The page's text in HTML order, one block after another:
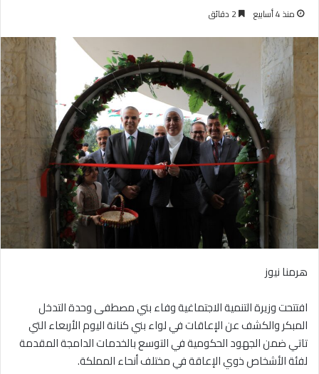
منذ 4 أسابيع
هرمنا نيوز
افتتحت وزيرة التنمية الاجتماغية وفاء بني مصطفى وحدة التدخل
المبكر والكشف عن الإعاقات في لواء بني كنانة اليوم الأربعاء التي
تاتي ضمن الجهود الحكومية في التوسع بالخدمات الدامجة المقدمة
لفئة الأشخاص ذوي الإعاقة في مختلف أنحاء المملكة.